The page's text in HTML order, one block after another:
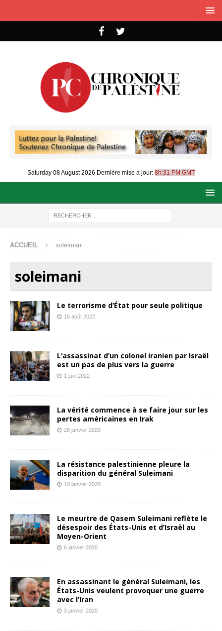
Saturday 08 August 2026 Dernière mise à jour: 8h:31 PM GMT
ACCUEIL soleimani
soleimani
Le terrorisme d’État pour seule politique
16 août 2022
L’assassinat d’un colonel iranien par Israël
est un pas de plus vers la guerre
1 juin 2022
La vérité commence à se faire jour sur les
pertes américaines en Irak
28 janvier 2020
La résistance palestinienne pleure la
disparition du général Suleimani
10 janvier 2020
Le meurtre de Qasem Suleimani reflète le
désespoir des États-Unis et d’Israël au
Moyen-Orient
6 janvier 2020
En assassinant le général Suleimani, les
États-Unis veulent provoquer une guerre
avec l’Iran
3 janvier 2020